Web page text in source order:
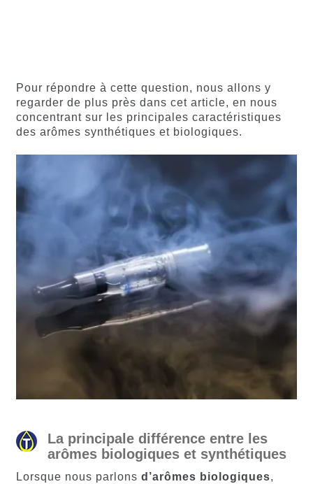
client
Pour répondre à cette question, nous allons y
regarder de plus près dans cet article, en nous
concentrant sur les principales caractéristiques
des arômes synthétiques et biologiques.
La principale différence entre les
arômes biologiques et synthétiques
Lorsque nous parlons d’arômes biologiques,